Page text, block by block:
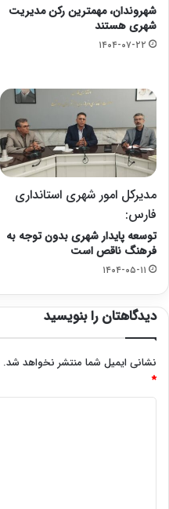
شهروندان، مهمترین رکن مدیریت
شهری هستند
۱۴۰۴-۰۷-۲۲
مدیرکل امور شهری استانداری
فارس:
توسعه پایدار شهری بدون توجه به
فرهنگ ناقص است
۱۴۰۴-۰۵-۱۱
دیدگاهتان را بنویسید
نشانی ایمیل شما منتشر نخواهد شد.
*